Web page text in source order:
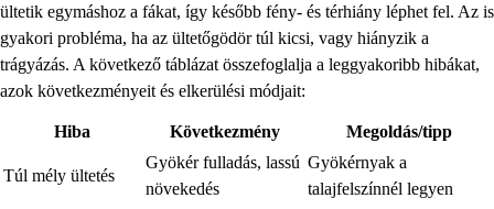
ültetik egymáshoz a fákat, így később fény- és térhiány léphet fel. Az is
gyakori probléma, ha az ültetőgödör túl kicsi, vagy hiányzik a
trágyázás. A következő táblázat összefoglalja a leggyakoribb hibákat,
azok következményeit és elkerülési módjait:
Hiba Következmény Megoldás/tipp
Túl mély ültetés
Gyökér fulladás, lassú
növekedés
Gyökérnyak a
talajfelszínnél legyen